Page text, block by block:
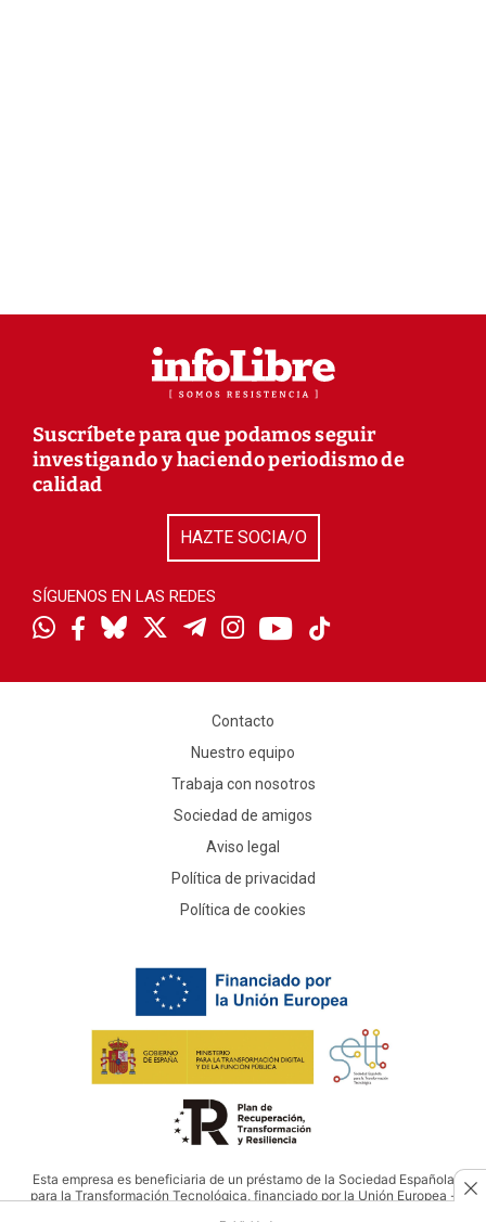
Suscríbete para que podamos seguir
investigando y haciendo periodismo de
calidad
HAZTE SOCIA/O
SÍGUENOS EN LAS REDES
Contacto
Nuestro equipo
Trabaja con nosotros
Sociedad de amigos
Aviso legal
Política de privacidad
Política de cookies
Esta empresa es beneficiaria de un préstamo de la Sociedad Española
para la Transformación Tecnológica, financiado por la Unión Europea -